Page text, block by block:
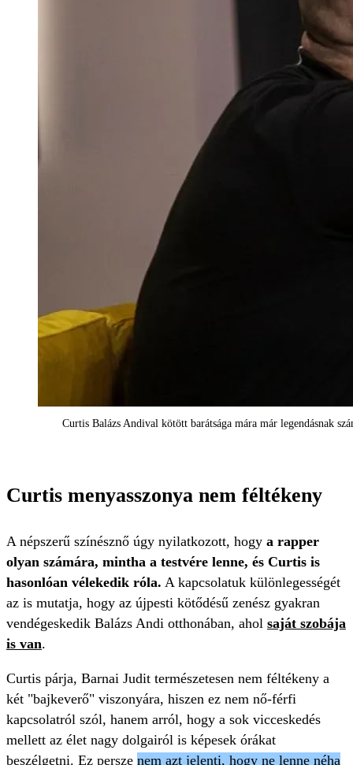
Curtis Balázs Andival kötött barátsága mára már legendásnak
Curtis menyasszonya nem féltékeny
A népszerű színésznő úgy nyilatkozott, hogy a rapper
olyan számára, mintha a testvére lenne, és Curtis is
hasonlóan vélekedik róla. A kapcsolatuk különlegességét
az is mutatja, hogy az újpesti kötődésű zenész gyakran
vendégeskedik Balázs Andi otthonában, ahol saját szobája
is van.
Curtis párja, Barnai Judit természetesen nem féltékeny a
két "bajkeverő" viszonyára, hiszen ez nem nő-férfi
kapcsolatról szól, hanem arról, hogy a sok vicceskedés
mellett az élet nagy dolgairól is képesek órákat
beszélgetni. Ez persze nem azt jelenti, hogy ne lenne néha